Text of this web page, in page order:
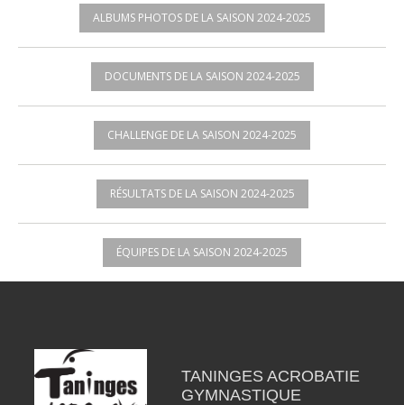
ALBUMS PHOTOS DE LA SAISON 2024-2025
DOCUMENTS DE LA SAISON 2024-2025
CHALLENGE DE LA SAISON 2024-2025
RÉSULTATS DE LA SAISON 2024-2025
ÉQUIPES DE LA SAISON 2024-2025
TANINGES ACROBATIE
GYMNASTIQUE